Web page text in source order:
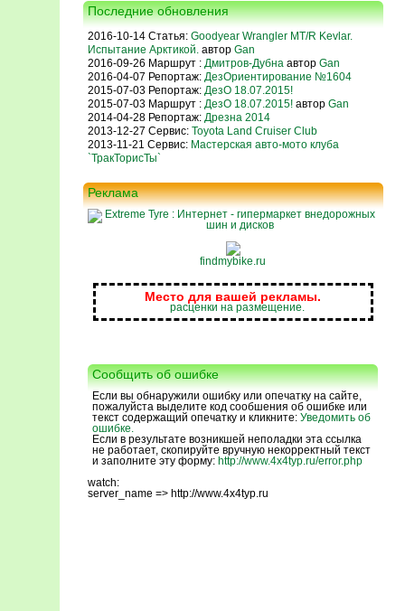
Последние обновления
2016-10-14 Статья: Goodyear Wrangler MT/R Kevlar.
Испытание Арктикой.автор Gan
2016-09-26 Маршрут : Дмитров-Дубнаавтор Gan
2016-04-07 Репортаж: ДезОриентирование №1604
2015-07-03 Репортаж: ДезО 18.07.2015!
2015-07-03 Маршрут : ДезО 18.07.2015! автор Gan
2014-04-28 Репортаж: Дрезна 2014
2013-12-27 Сервис: Toyota Land Cruiser Club
2013-11-21 Сервис: Мастерская авто-мото клуба
`ТракТорисТы`
Реклама
findmybike.ru
Место для вашей рекламы.
расценки на размещение.
Сообщить об ошибке
Если вы обнаружили ошибку или опечатку на сайте,
пожалуйста выделите код сообшения об ошибке или
текст содержащий опечатку и кликните: Уведомить об
ошибке.
Если в результате возникшей неполадки эта ссылка
не работает, скопируйте вручную некорректный текст
и заполните эту форму: http://www.4x4typ.ru/error.php
watch:
server_name => http://www.4x4typ.ru